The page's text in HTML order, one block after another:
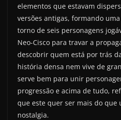
elementos que estavam
versões antigas, formando
torno de seis personagens
Neo-Cisco para travar a
descobrir quem está por trás
história densa nem vive de
serve bem para unir
progressão e acima de tudo,
que este quer ser mais do que
nostalgia.